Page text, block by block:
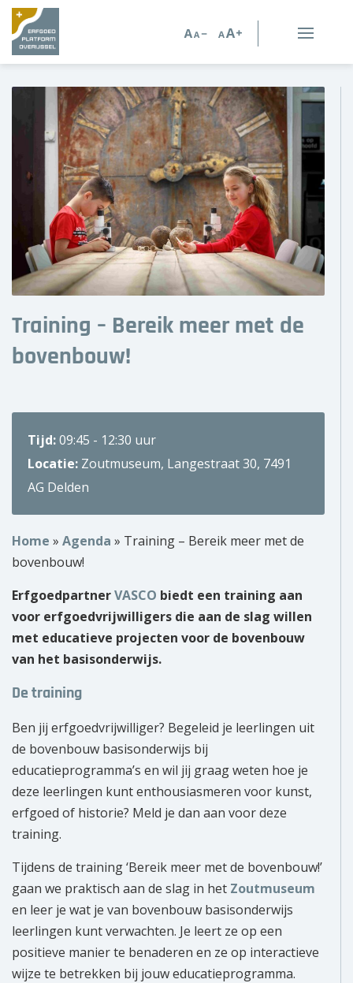
Erfgoedorganisaties
Verhalen
Kennis en advies
Kennisbank
Persoonlijk advies
Wie zijn wij?
naar:
Training – Bereik meer met de
bovenbouw!
Tijd:09:45 - 12:30 uur
Locatie: Zoutmuseum, Langestraat 30, 7491
AG Delden
Home » Agenda » Training – Bereik meer met de
bovenbouw!
ErfgoedpartnerVASCO biedt een training aan
voor erfgoedvrijwilligers die aan de slag willen
met educatieve projecten voor de bovenbouw
van het basisonderwijs.
De training
Ben jij erfgoedvrijwilliger? Begeleid je leerlingen uit
de bovenbouw basisonderwijs bij
educatieprogramma’s en wil jij graag weten hoe je
deze leerlingen kunt enthousiasmeren voor kunst,
erfgoed of historie? Meld je dan aan voor deze
training.
Tijdens de training ‘Bereik meer met de bovenbouw!’
gaan we praktisch aan de slag in het Zoutmuseum
en leer je wat je van bovenbouw basisonderwijs
leerlingen kunt verwachten. Je leert ze op een
positieve manier te benaderen en ze op interactieve
wijze te betrekken bij jouw educatieprogramma.